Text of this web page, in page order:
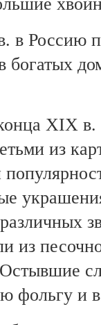
в Россию
богатых
XIX
из
из
фольгу и